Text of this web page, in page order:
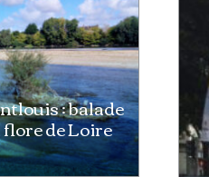
: balade
flore de Loire